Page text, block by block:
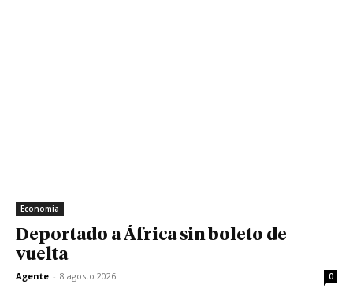
Economia
Deportado a África sin boleto de
vuelta
Agente - 8 agosto 2026 0